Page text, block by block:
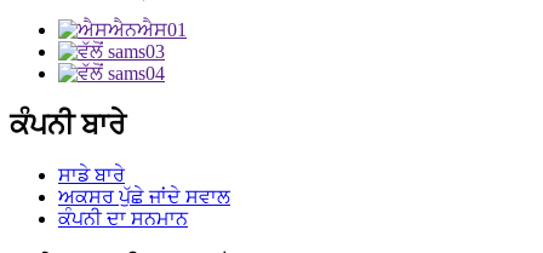
ਕੰਪਨੀ ਬਾਰੇ
ਸਾਡੇ ਬਾਰੇ
ਅਕਸਰ ਪੁੱਛੇ ਜਾਂਦੇ ਸਵਾਲ
ਕੰਪਨੀ ਦਾ ਸਨਮਾਨ